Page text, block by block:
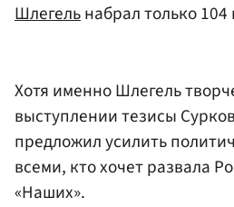
Шлегельнабрал только 104
Хотя именно Шлегель
выступлении тезисы
предложил усилить
всеми, кто хочет развала
«Наших».